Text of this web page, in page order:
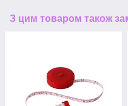
З цим товаром також